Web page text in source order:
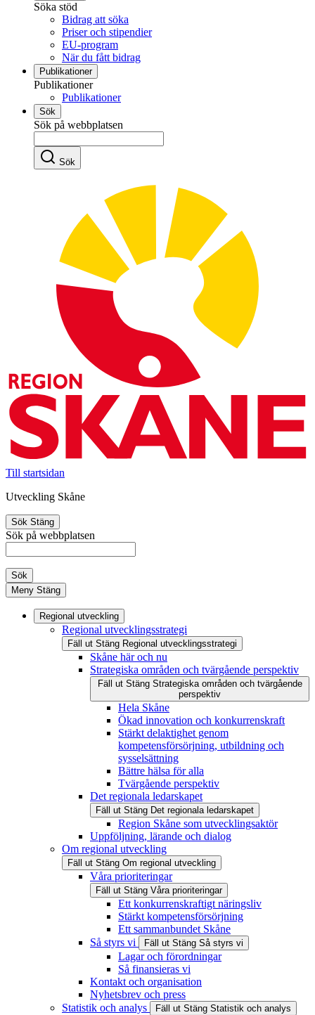
Söka stöd
Bidrag att söka
Priser och stipendier
EU-program
När du fått bidrag
Publikationer
Publikationer
Publikationer
Sök
Sök på webbplatsen
Sök
Till startsidan
Utveckling Skåne
Sök Stäng
Sök på webbplatsen
Sök
Meny Stäng
Regional utveckling
Regional utvecklingsstrategi
Fäll ut Stäng Regional utvecklingsstrategi
Skåne här och nu
Strategiska områden och tvärgående perspektiv
Fäll ut Stäng Strategiska områden och tvärgående
perspektiv
Hela Skåne
Ökad innovation och konkurrenskraft
Stärkt delaktighet genom
kompetensförsörjning, utbildning och
sysselsättning
Bättre hälsa för alla
Tvärgående perspektiv
Det regionala ledarskapet
Fäll ut Stäng Det regionala ledarskapet
Region Skåne som utvecklingsaktör
Uppföljning, lärande och dialog
Om regional utveckling
Fäll ut Stäng Om regional utveckling
Våra prioriteringar
Fäll ut Stäng Våra prioriteringar
Ett konkurrenskraftigt näringsliv
Stärkt kompetensförsörjning
Ett sammanbundet Skåne
Så styrs vi
Fäll ut Stäng Så styrs vi
Lagar och förordningar
Så finansieras vi
Kontakt och organisation
Nyhetsbrev och press
Statistik och analys
Fäll ut Stäng Statistik och analys